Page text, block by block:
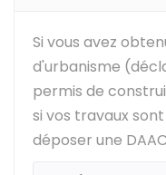
Si vous avez
d'urbanisme
permis de
si vos travaux
déposer une